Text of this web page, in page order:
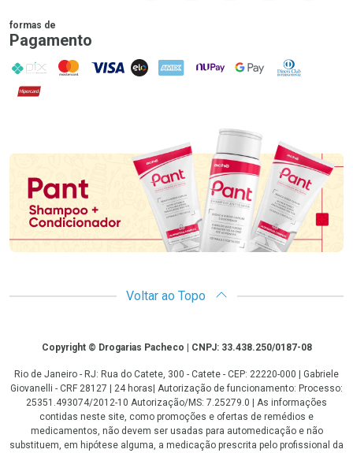
formas de
Pagamento
PIX MasterCard
VISA ELO AMEX NuPay Google PayDiners Club
Hipercard
Promoção em Destaque
Voltar ao Topo
CopyrightCopyright © Drogarias Pacheco | CNPJ: 33.438.250/0187-08
Rio de Janeiro - RJ: Rua do Catete, 300 - Catete - CEP: 22220-000 | Gabriele
Giovanelli - CRF 28127 | 24 horas| Autorização de funcionamento: Processo:
25351.493074/2012-10 Autorização/MS: 7.25279.0 | As informações
contidas neste site, como promoções e ofertas de remédios e
medicamentos, não devem ser usadas para automedicação e não
substituem, em hipótese alguma, a medicação prescrita pelo profissional da